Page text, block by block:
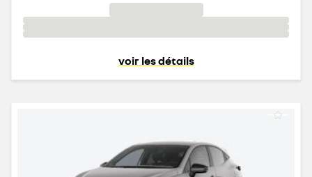
voir les détails